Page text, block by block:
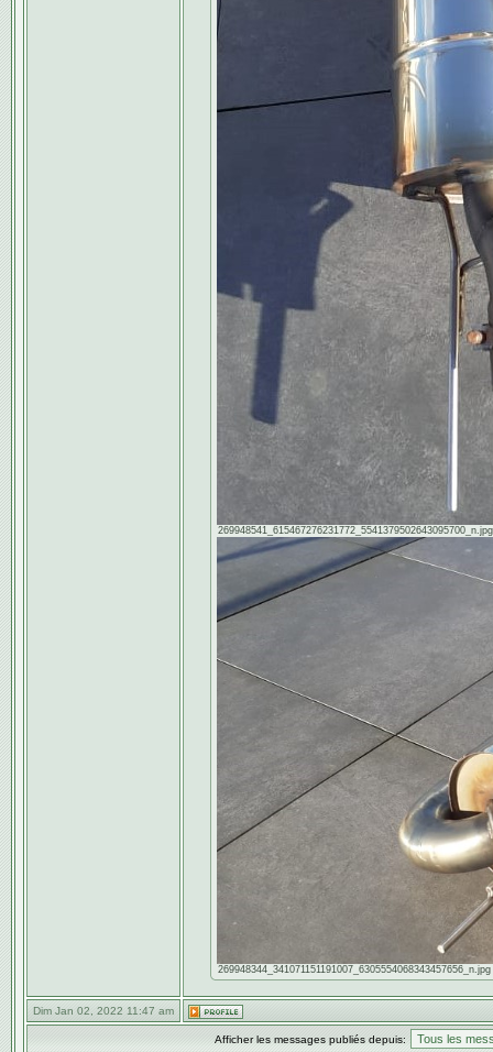
Dim Jan 02, 2022 11:47 am
Afficher les messages publiés depuis: